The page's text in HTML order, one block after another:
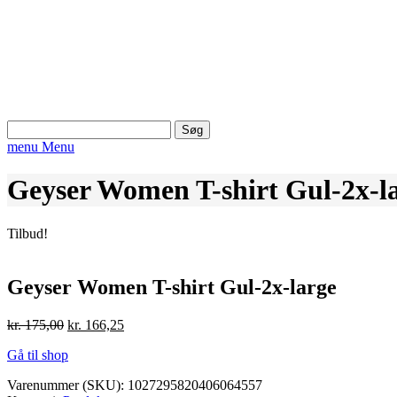
efter:
menu Menu
Geyser Women T-shirt Gul-2x-
Tilbud!
Geyser Women T-shirt Gul-2x-large
kr.175,00 Den
pris
kr. 175,00.
kr. 166,25Den
kr. 166,25.
Gå til shop
Varenummer (SKU): 1027295820406064557